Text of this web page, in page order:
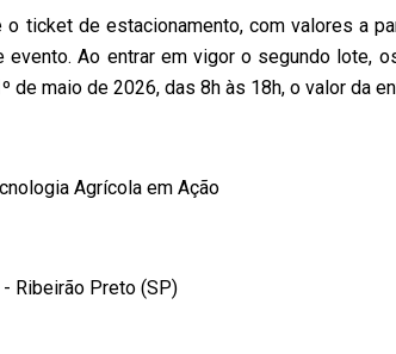
ticket de estacionamento, com valores a
Ao entrar em vigor o segundo lote,
de maio de 2026, das 8h às 18h, o valor da
Agrícola em Ação
Ribeirão Preto (SP)